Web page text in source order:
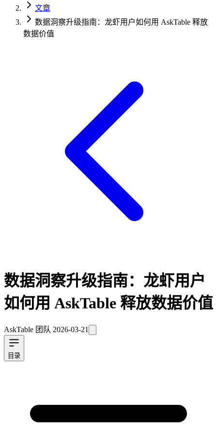
文章
数据洞察升级指南：龙虾用户如何用 AskTable 释放
数据价值
数据洞察升级指南：龙虾用户
如何用 AskTable 释放数据价值
AskTable 团队 2026-03-21
目录